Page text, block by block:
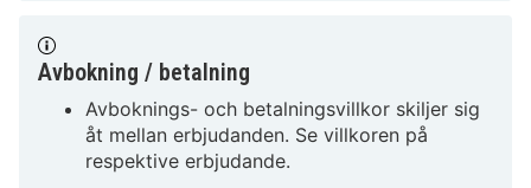
Avbokning / betalning
Avboknings- och betalningsvillkor skiljer sig
åt mellan erbjudanden. Se villkoren på
respektive erbjudande.